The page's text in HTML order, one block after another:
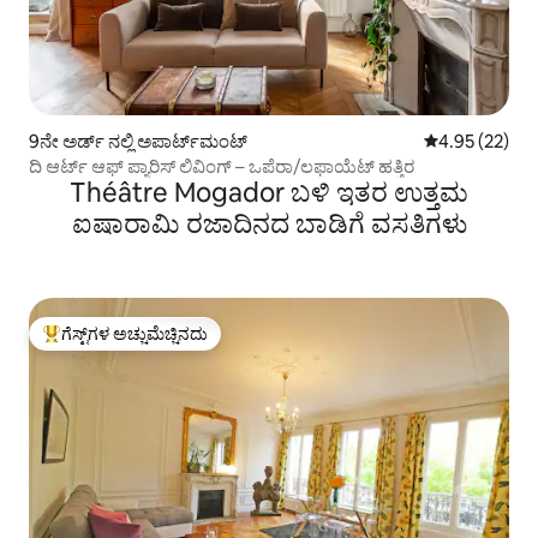
9ನೇ ಅರ್ಡ್ ನಲ್ಲಿ ಅಪಾರ್ಟ್‌ಮಂಟ್ 5 ರಲ್ಲಿ 4.95
4.95 (22)
ದಿ ಆರ್ಟ್ ಆಫ್ ಪ್ಯಾರಿಸ್ ಲಿವಿಂಗ್ – ಒಪೆರಾ/ಲಫಾಯೆಟ್ ಹತ್ತಿರ
Théâtre Mogador ಬಳಿ ಇತರ ಉತ್ತಮ
ಐಷಾರಾಮಿ ರಜಾದಿನದ ಬಾಡಿಗೆ ವಸತಿಗಳು
ಗೆಸ್ಟ್‌ಗಳಿಗೆ ಅತಿ ಹೆಚ್ಚು ಅಚ್ಚುಮೆಚ್ಚಿನದು
ಗೆಸ್ಟ್‌ಗಳ ಅಚ್ಚುಮೆಚ್ಚಿನದು